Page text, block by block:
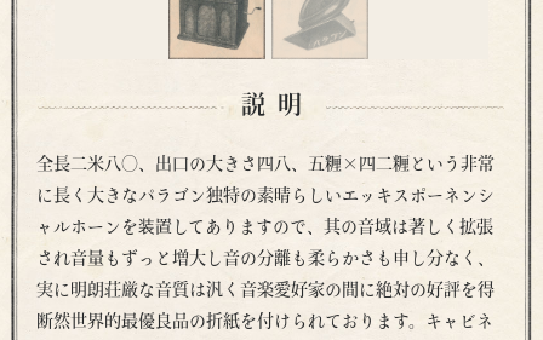
説明
全長二米八〇、出口の大きさ四八、五糎×四二糎という非常
に長く大きなパラゴン独特の素晴らしいエッキスポーネンシ
ャルホーンを装置してありますので、其の音域は著しく拡張
され音量もずっと増大し音の分離も柔らかさも申し分なく、
実に明朗荘厳な音質は汎く音楽愛好家の間に絶対の好評を得
断然世界的最優良品の折紙を付けられております。キャビネ